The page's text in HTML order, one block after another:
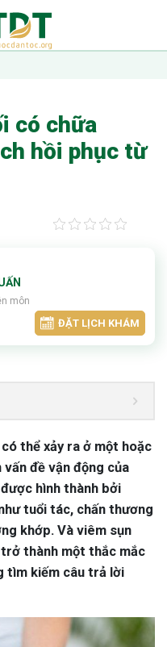
có chữa
hồi phục từ
môn
ĐẶT LỊCH KHÁM
thể xảy ra ở một hoặc
đề vận động của
hình thành bởi
tuổi tác, chấn thương
khớp. Và viêm sụn
thành một thắc mắc
tìm kiếm câu trả lời